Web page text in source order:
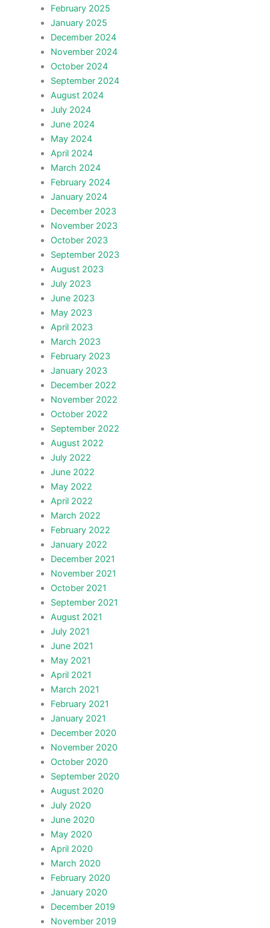
February 2025
January 2025
December 2024
November 2024
October 2024
September 2024
August 2024
July 2024
June 2024
May 2024
April 2024
March 2024
February 2024
January 2024
December 2023
November 2023
October 2023
September 2023
August 2023
July 2023
June 2023
May 2023
April 2023
March 2023
February 2023
January 2023
December 2022
November 2022
October 2022
September 2022
August 2022
July 2022
June 2022
May 2022
April 2022
March 2022
February 2022
January 2022
December 2021
November 2021
October 2021
September 2021
August 2021
July 2021
June 2021
May 2021
April 2021
March 2021
February 2021
January 2021
December 2020
November 2020
October 2020
September 2020
August 2020
July 2020
June 2020
May 2020
April 2020
March 2020
February 2020
January 2020
December 2019
November 2019